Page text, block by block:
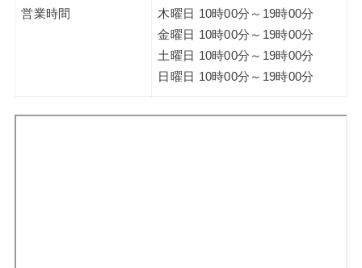
営業時間
木曜日 10時00分～19時00分
金曜日 10時00分～19時00分
土曜日 10時00分～19時00分
日曜日 10時00分～19時00分